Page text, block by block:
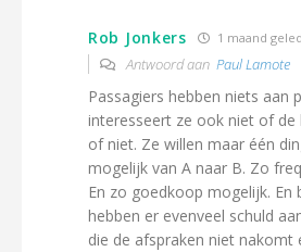
Rob Jonkers 1 maand
Antwoord aan Paul Lamote
Passagiers hebben niets aan
interesseert ze ook niet of de
of niet. Ze willen maar één
mogelijk van A naar B. Zo
En zo goedkoop mogelijk. En
hebben er evenveel schuld
die de afspraken niet nakomt